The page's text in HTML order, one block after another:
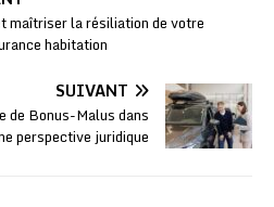
maîtriser la résiliation de votre
habitation
SUIVANT
de Bonus-Malus dans
perspective juridique